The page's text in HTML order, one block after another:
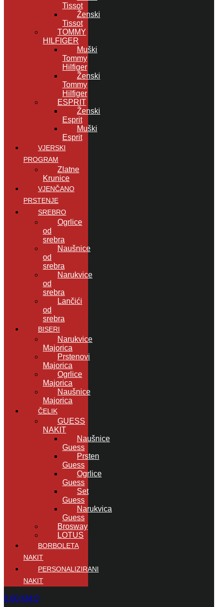
Tissot
Ženski
Tissot
TOMMY
HILFIGER
Muški
Tommy
Hilfiger
Ženski
Tommy
Hilfiger
ESPRIT
Ženski
Esprit
Muški
Esprit
VJERSKI
PROGRAM
Zlatne
Krunice
VJENČANO
PRSTENJE
SREBRO
Ogrlice
od
srebra
Naušnice
od
srebra
Narukvice
od
srebra
Lančići
od
srebra
BISERI
Narukvice
Majorica
Prstenovi
Majorica
Ogrlice
Majorica
Naušnice
Majorica
ČELIK
GUESS
NAKIT
Naušnice
Guess
Prsten
Guess
Ogrlice
Guess
Set
Guess
Narukvica
Guess
Brosway
LOTUS
BORBOLETA
NAKIT
PERSONALIZIRANI
NAKIT
0,00 KM 0